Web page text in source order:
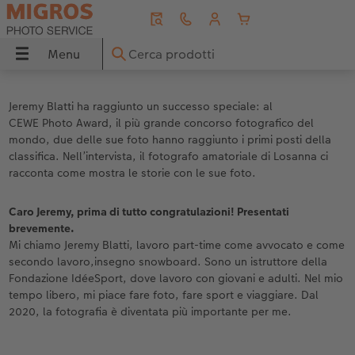
Menu
Menu
Panoramica
Formati
Copertine
Tipi di carta
Finiture
Pagina panoramica
Panoramica
Stampe fotografiche classiche
Foto con cornice
Box portafoto
Stampe artistiche
Stampe piccole
Panoramica
Tela
Poster premium
Poster con design
Cornici
Supporto in legno per poster
Panoramica
Biglietti per matrimonio
Biglietti per la nascita
Biglietti per compleanno
Cartoline di ringraziamento
Panoramica
Cover
Foto puzzle
Magnete con foto
Tazze e borracce
Panoramica
Calendari da parete
Calendari da tavolo
Calendari per appuntamenti
Calendario da cucina
Panoramica
Foto istantanee
Foto istantanee con cornice
Foto istantanee con testo
Foto istantanee con design
Serie di foto istantanee
Panoramica
per i nonni
per la tua dolce metá
per i bambini
per i migliori amici
per gli amanti degli animali
Panoramica
Viaggio & vacanze
Idee regalo
Decorazione murale
Neonato
Consigli fotografici
Jeremy Blatti ha raggiunto un successo speciale: al
CEWE Photo Award, il più grande concorso fotografico del
mondo, due delle sue foto hanno raggiunto i primi posti della
classifica. Nell’intervista, il fotografo amatoriale di Losanna ci
racconta come mostra le storie con le sue foto.
Caro Jeremy, prima di tutto congratulazioni! Presentati
brevemente.
Mi chiamo Jeremy Blatti, lavoro part-time come avvocato e come
secondo lavoro,insegno snowboard. Sono un istruttore della
Fondazione IdéeSport, dove lavoro con giovani e adulti. Nel mio
tempo libero, mi piace fare foto, fare sport e viaggiare. Dal
2020, la fotografia è diventata più importante per me.